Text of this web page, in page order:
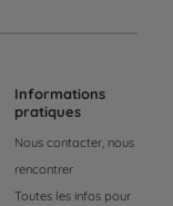
Informations
pratiques
Nous contacter, nous
rencontrer
Toutes les infos pour